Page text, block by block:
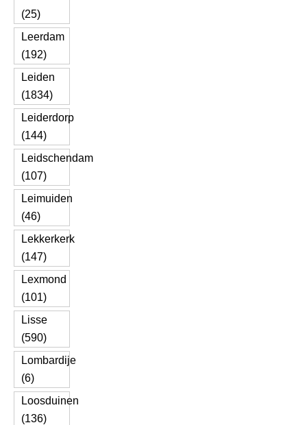
(25)
Leerdam
(192)
Leiden
(1834)
Leiderdorp
(144)
Leidschendam
(107)
Leimuiden
(46)
Lekkerkerk
(147)
Lexmond
(101)
Lisse
(590)
Lombardije
(6)
Loosduinen
(136)